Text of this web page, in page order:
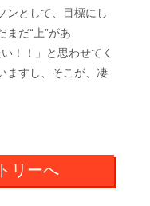
ンとして、目標にし
まだ“上”があ
！！」と思わせてく
ますし、そこが、凄
リーへ